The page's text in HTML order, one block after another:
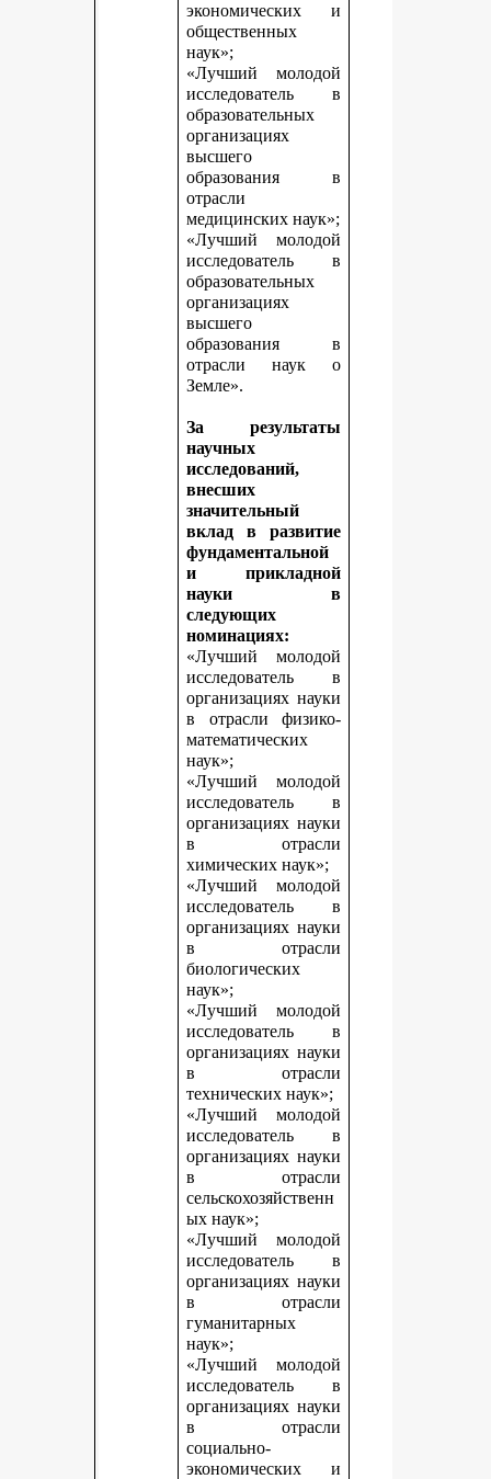
экономических и
общественных
наук»;
«Лучший молодой
исследователь в
образовательных
организациях
высшего
образования в
отрасли
медицинских наук»;
«Лучший молодой
исследователь в
образовательных
организациях
высшего
образования в
отрасли наук о
Земле».
За результаты
научных
исследований,
внесших
значительный
вклад в развитие
фундаментальной
и прикладной
науки в
следующих
номинациях:
«Лучший молодой
исследователь в
организациях науки
в отрасли физико-
математических
наук»;
«Лучший молодой
исследователь в
организациях науки
в отрасли
химических наук»;
«Лучший молодой
исследователь в
организациях науки
в отрасли
биологических
наук»;
«Лучший молодой
исследователь в
организациях науки
в отрасли
технических наук»;
«Лучший молодой
исследователь в
организациях науки
в отрасли
сельскохозяйственн
ых наук»;
«Лучший молодой
исследователь в
организациях науки
в отрасли
гуманитарных
наук»;
«Лучший молодой
исследователь в
организациях науки
в отрасли
социально-
экономических и